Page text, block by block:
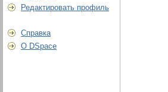
Редактировать профиль
Справка
О DSpace